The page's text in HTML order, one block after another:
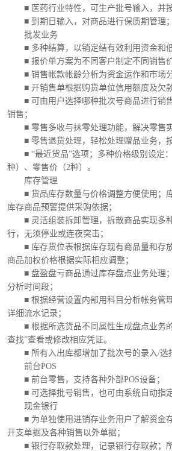
■ 医药行业特性，可生产批号输入，并按
■ 到期日输入，对商品进行保质期管理；
批发业务
■ 多种结算，以销定结有效利用资金和低
■ 报价单方案为不同客户制定不同销售价
■ 销售帐款帐龄分析为资金运作和市场分
■ 开销售单根据购货单位信用额度及欠款
■ 可由用户选择哪种批次号商品进行销
销售；
■ 零售多收与抹零处理功能，解决零售实
■ 零售退货处理，轻松处理赠品业务，按
■ “最近货品”选项；多种价格级别设定
种）、零售价（2种）。
库存管理
■ 货品库存数量与价格调整方便使用；库
库存商品预警提供采购依据；
■ 灵活组装拆卸管理，拆散商品实现多
行，无须停业或连夜突击；
■ 库存货位表根据库存现有商品量和存放
商品加权价格根据实际相应调整；
■ 盘盈盘亏商品通过库存盘点业务处理
分析时间段；
■ 根据经营设置内部用科目分析帐务管
详细流水记录；
■ 根据所选货品不同属性生成盘点业务
查找”查看或修改相应凭证。
■ 所有入出库都增加了批次号的录入/选
前台POS
■ 前台零售，支持各种外部POS设备；
■ 可选择批号销售，也可由系统自动指定
现金银行
■ 为单独使用进销存业务用户了解资金
开支单据及各种销售以外单据；
■ 银行存取款处理，记录银行存取款；